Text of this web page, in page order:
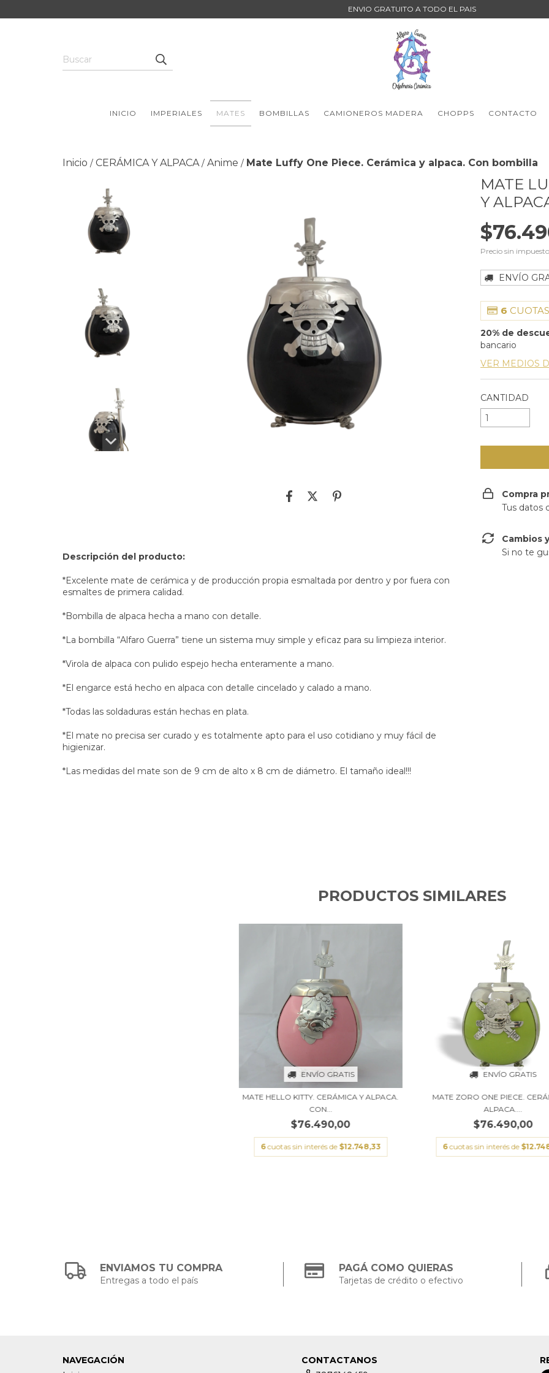
ENVIO GRATUITO A TODO EL PAIS
INICIO IMPERIALES MATES BOMBILLAS CAMIONEROS MADERA CHOPPS CONTACTO
Inicio / CERÁMICA Y ALPACA / Anime / Mate Luffy One Piece. Cerámica y alpaca. Con bombilla
Descripción del producto:
*Excelente mate de cerámica y de producción propia esmaltada por dentro y por fuera con
esmaltes de primera calidad.
*Bombilla de alpaca hecha a mano con detalle.
*La bombilla “Alfaro Guerra” tiene un sistema muy simple y eficaz para su limpieza interior.
*Virola de alpaca con pulido espejo hecha enteramente a mano.
*El engarce está hecho en alpaca con detalle cincelado y calado a mano.
*Todas las soldaduras están hechas en plata.
*El mate no precisa ser curado y es totalmente apto para el uso cotidiano y muy fácil de
higienizar.
*Las medidas del mate son de 9 cm de alto x 8 cm de diámetro. El tamaño ideal!!!
MATE
Y
Precio sin
ENVÍO
6
20% de
bancario
VER MEDIOS
CANTIDAD
Compra
Tus datos
Cambios
Si no te
PRODUCTOS SIMILARES
ENVÍO GRATIS
MATE HELLO KITTY. CERÁMICA Y ALPACA.
CON...
$76.490,00
6 cuotas sin interés de $12.748,33
ENVÍO GRATIS
MATE ZORO ONE PIECE.
ALPACA....
$76.490,00
6 cuotas sin interés de
ENVIAMOS TU COMPRA
Entregas a todo el país
PAGÁ COMO QUIERAS
Tarjetas de crédito o efectivo
NAVEGACIÓN
CONTACTANOS